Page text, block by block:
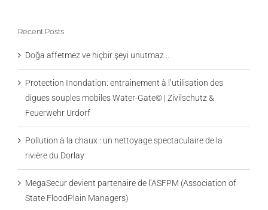
Recent Posts
Doğa affetmez ve hiçbir şeyi unutmaz…
Protection Inondation: entrainement à l’utilisation des
digues souples mobiles Water-Gate© | Zivilschutz &
Feuerwehr Urdorf
Pollution à la chaux : un nettoyage spectaculaire de la
rivière du Dorlay
MegaSecur devient partenaire de l’ASFPM (Association of
State FloodPlain Managers)